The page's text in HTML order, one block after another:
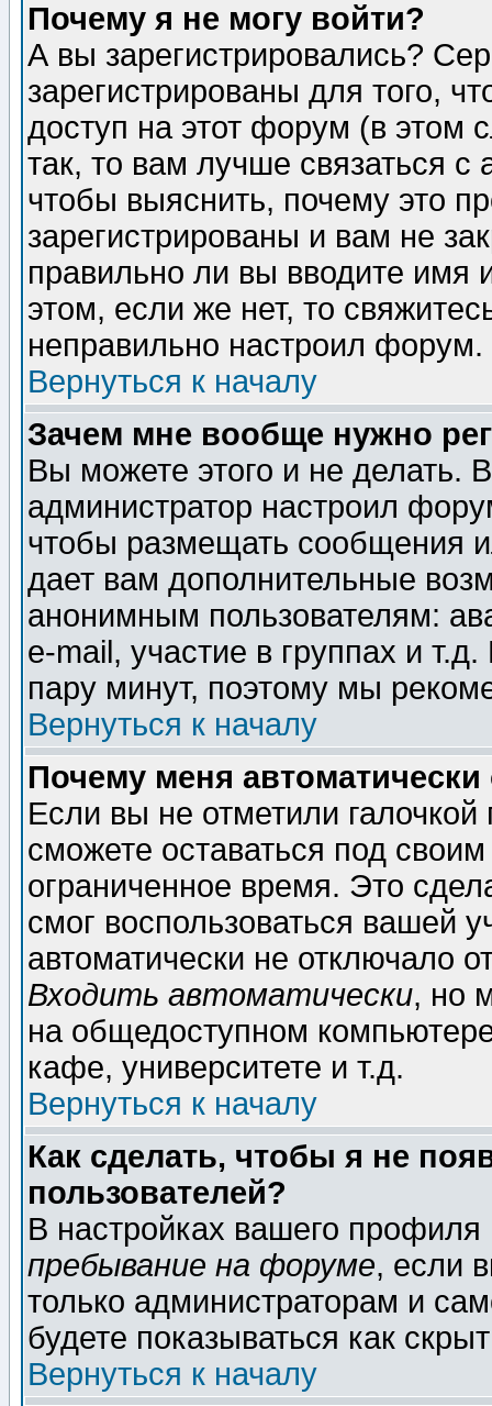
Почему я не могу войти?
А вы зарегистрировались?
зарегистрированы для того,
доступ на этот форум (в этом
так, то вам лучше связаться
чтобы выяснить, почему это
зарегистрированы и вам не
правильно ли вы вводите
этом, если же нет, то
неправильно настроил форум.
Вернуться к началу
Зачем мне вообще нужно
Вы можете этого и не делать.
администратор настроил
чтобы размещать сообщения
дает вам дополнительные
анонимным пользователям:
e-mail, участие в группах и
пару минут, поэтому мы
Вернуться к началу
Почему меня автоматически
Если вы не отметили галочкой
сможете оставаться под
ограниченное время. Это
смог воспользоваться вашей
автоматически не отключало
Входить автоматически, но
на общедоступном
кафе, университете и т.д.
Вернуться к началу
Как сделать, чтобы я не
пользователей?
В настройках вашего
пребывание на форуме, если
только администраторам и
будете показываться как
Вернуться к началу